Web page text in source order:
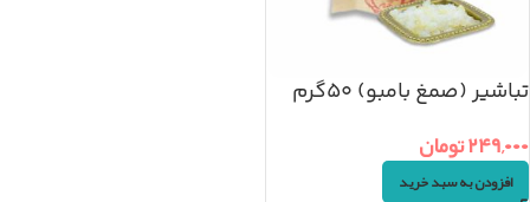
تباشیر (صمغ بامبو) ۵۰گرم
۲۴۹,۰۰۰تومان
افزودن به سبد خرید